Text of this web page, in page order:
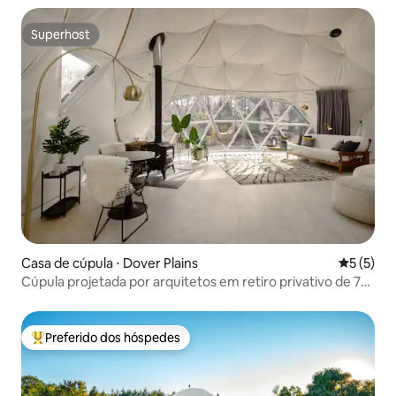
Superhost
Superhost
Casa de cúpula ⋅ Dover Plains 5 de
5 (5)
Cúpula projetada por arquitetos em retiro privativo de 7
Entre os melhores preferidos dos hóspedes
Preferido dos hóspedes